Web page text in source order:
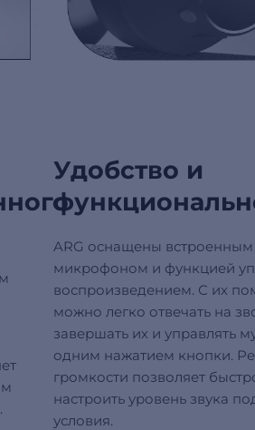
Удобство и
ARG оснащены встроенным
микрофоном и функцией
воспроизведением. С их
можно легко отвечать на
завершать их и управлять
одним нажатием кнопки.
громкости позволяет
настроить уровень звука
условия.